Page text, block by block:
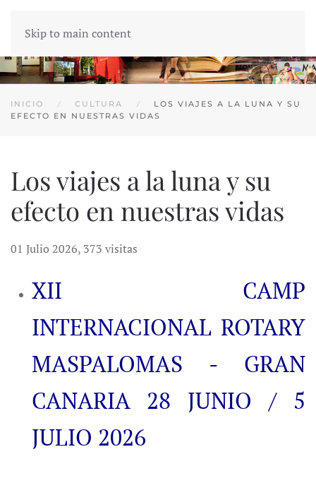
Skip to main content
INICIO CULTURA
LOS VIAJES A LA LUNA Y SU
EFECTO EN NUESTRAS VIDAS
Los viajes a la luna y su
efecto en nuestras vidas
01 Julio 2026, 373 visitas
XII CAMP
INTERNACIONAL ROTARY
MASPALOMAS - GRAN
CANARIA 28 JUNIO / 5
JULIO 2026